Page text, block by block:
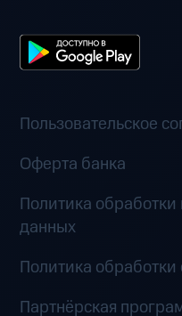
Пользовательское
Оферта банка
Политика
данных
Политика обработки
Партнёрская